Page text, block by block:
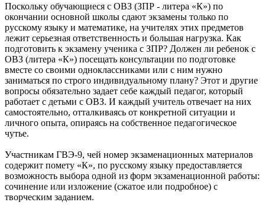
Поскольку обучающиеся с ОВЗ (ЗПР - литера «К») по
окончании основной школы сдают экзамены только по
русскому языку и математике, на учителях этих предметов
лежит серьезная ответственность и большая нагрузка. Как
подготовить к экзамену ученика с ЗПР? Должен ли ребенок с
ОВЗ (литера «К») посещать консультации по подготовке
вместе со своими одноклассниками или с ним нужно
заниматься по строго индивидуальному плану? Этот и другие
вопросы обязательно задает себе каждый педагог, который
работает с детьми с ОВЗ. И каждый учитель отвечает на них
самостоятельно, отталкиваясь от конкретной ситуации и
личного опыта, опираясь на собственное педагогическое
чутье.
Участникам ГВЭ-9, чей номер экзаменационных материалов
содержит помету «К», по русскому языку предоставляется
возможность выбора одной из форм экзаменационной работы:
сочинение или изложение (сжатое или подробное) с
творческим заданием.